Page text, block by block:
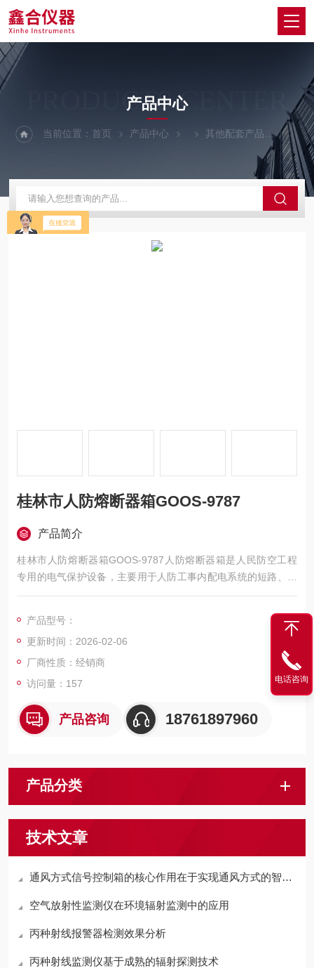
PRODUCTS CENTER
产品中心
当前位置：首页 产品中心 其他配套产品 桂林
桂林市人防熔断器箱GOOS-9787
产品简介
桂林市人防熔断器箱GOOS-9787人防熔断器箱是人民防空工程
专用的电气保护设备，主要用于人防工事内配电系统的短路、过
载保护，确保战时及平时设备用电安全。该设备符合《人民防空
（GB 50054-2011）要求，具备结构紧凑、防护等级高（不低于I
P54）、操作便捷等特点。
产品型号：
更新时间：2026-02-06
厂商性质：经销商
访问量：157
产品咨询 18761897960
产品分类
技术文章
通风方式信号控制箱的核心作用在于实现通风方式的智能切换
空气放射性监测仪在环境辐射监测中的应用
丙种射线报警器检测效果分析
丙种射线监测仪基于成熟的辐射探测技术
电话咨询